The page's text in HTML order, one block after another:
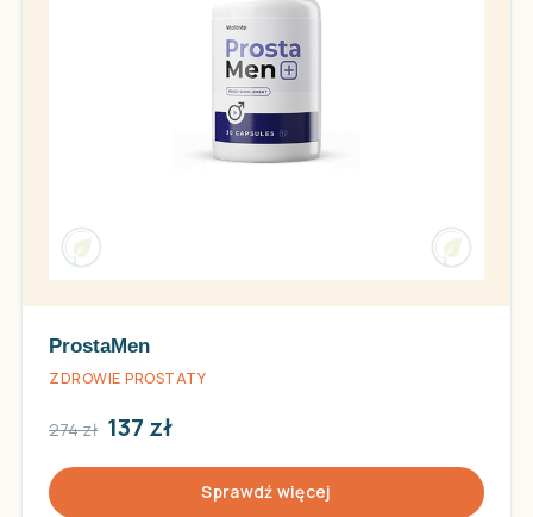
ProstaMen
ZDROWIE PROSTATY
274 zł 137 zł
Sprawdź więcej